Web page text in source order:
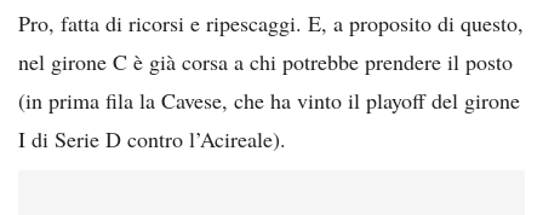
Pro, fatta di ricorsi e ripescaggi. E, a proposito di questo,
nel girone C è già corsa a chi potrebbe prendere il posto
(in prima fila la Cavese, che ha vinto il playoff del girone
I di Serie D contro l’Acireale).